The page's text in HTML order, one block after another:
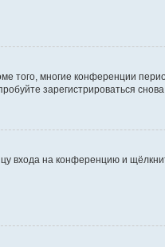
того, многие конференции
зарегистрироваться снова
входа на конференцию и